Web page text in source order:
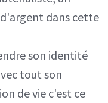
dans cette
son identité
tout son
de vie c'est ce